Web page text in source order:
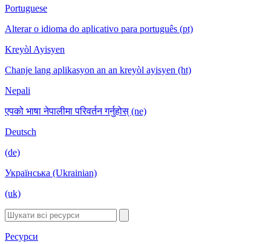
Portuguese
Alterar o idioma do aplicativo para português (pt)
Kreyòl Ayisyen
Chanje lang aplikasyon an an kreyòl ayisyen (ht)
Nepali
एपको भाषा नेपालीमा परिवर्तन गर्नुहोस् (ne)
Deutsch
(de)
Українська (Ukrainian)
(uk)
Ресурси